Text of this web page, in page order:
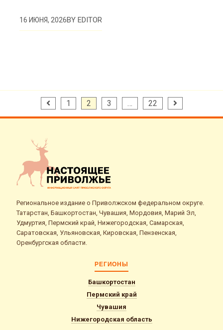
16 ИЮНЯ, 2026BYEDITOR
Пагинация
записей
1 2 3 … 22
Региональное издание о Приволжском федеральном округе.
Татарстан, Башкортостан, Чувашия, Мордовия, Марий Эл,
Удмуртия, Пермский край, Нижегородская, Самарская,
Саратовская, Ульяновская, Кировская, Пензенская,
Оренбургская области.
РЕГИОНЫ
Башкортостан
Пермский край
Чувашия
Нижегородская область